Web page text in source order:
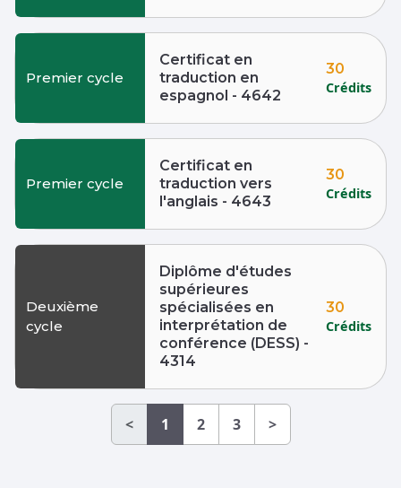
Premier cycle
Certificat en
traduction en
espagnol - 4642
30
Crédits
Premier cycle
Certificat en
traduction vers
l'anglais - 4643
30
Crédits
Deuxième
cycle
Diplôme d'études
supérieures
spécialisées en
interprétation de
conférence (DESS) -
4314
30
Crédits
< 1 2 3 >